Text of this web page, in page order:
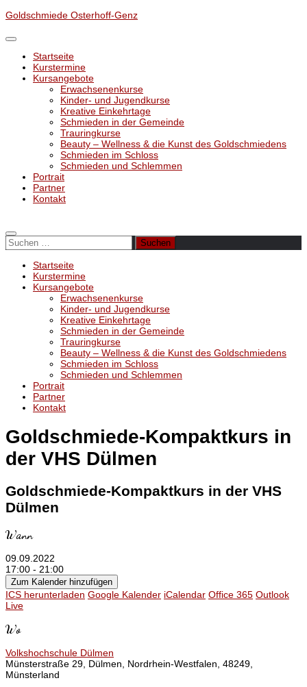
Unter
Inhalt
Goldschmiede Osterhoff-Genz
Startseite
Kurstermine
Kursangebote
Erwachsenenkurse
Kinder- und Jugendkurse
Kreative Einkehrtage
Schmieden in der Gemeinde
Trauringkurse
Beauty – Wellness & die Kunst des Goldschmiedens
Schmieden im Schloss
Schmieden und Schlemmen
Portrait
Partner
Kontakt
Suchen
nach:
Startseite
Kurstermine
Kursangebote
Erwachsenenkurse
Kinder- und Jugendkurse
Kreative Einkehrtage
Schmieden in der Gemeinde
Trauringkurse
Beauty – Wellness & die Kunst des Goldschmiedens
Schmieden im Schloss
Schmieden und Schlemmen
Portrait
Partner
Kontakt
Goldschmiede-Kompaktkurs in
der VHS Dülmen
Goldschmiede-Kompaktkurs in der VHS
Dülmen
Wann
09.09.2022
17:00 - 21:00
Zum Kalender hinzufügen
ICS herunterladen Google Kalender iCalendar Office 365 Outlook
Live
Wo
Volkshochschule Dülmen
Münsterstraße 29, Dülmen, Nordrhein-Westfalen, 48249,
Münsterland